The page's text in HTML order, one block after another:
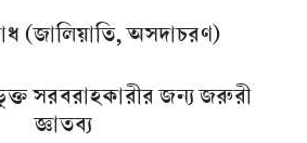
(জালিয়াতি, অসদাচরণ)
সরবরাহকারীর জন্য জরুরী
জ্ঞাতব্য